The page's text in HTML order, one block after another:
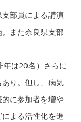
部員による講演
また奈良県支部
年は20名）さらに
り。但し、病気
に参加者を増や
よる活性化を進